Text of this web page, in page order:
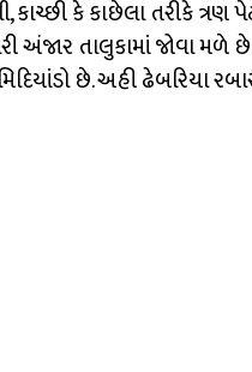
કાચ્છી કે કાછેલા તરીકે
અંજાર તાલુકામાં જોવા
છે. અહી ઢેબરિયા